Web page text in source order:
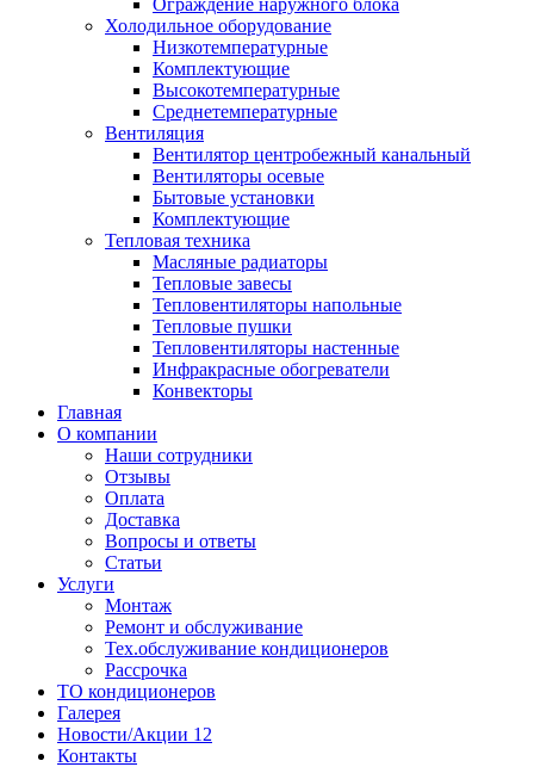
Ограждение наружного блока
Холодильное оборудование
Низкотемпературные
Комплектующие
Высокотемпературные
Среднетемпературные
Вентиляция
Вентилятор центробежный канальный
Вентиляторы осевые
Бытовые установки
Комплектующие
Тепловая техника
Масляные радиаторы
Тепловые завесы
Тепловентиляторы напольные
Тепловые пушки
Тепловентиляторы настенные
Инфракрасные обогреватели
Конвекторы
Главная
О компании
Наши сотрудники
Отзывы
Оплата
Доставка
Вопросы и ответы
Статьи
Услуги
Монтаж
Ремонт и обслуживание
Тех.обслуживание кондиционеров
Рассрочка
ТО кондиционеров
Галерея
Новости/Акции 12
Контакты